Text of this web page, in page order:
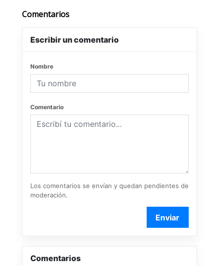
Comentarios
Escribir un comentario
Nombre
Comentario
Los comentarios se envían y quedan pendientes de
moderación.
Enviar
Comentarios